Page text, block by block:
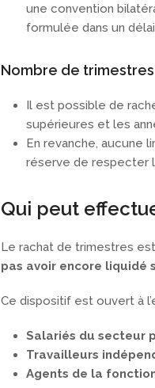
une convention
formulée dans un
Nombre de
Il est possible de
supérieures et les
En revanche, aucune
réserve de respecter
Qui peut
Le rachat de trimestres
pas avoir encore liquidé
Ce dispositif est ouvert à
Salariés du secteur
Travailleurs
Agents de la